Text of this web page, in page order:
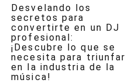
Desvelando los
secretos para
convertirte en un DJ
profesional:
¡Descubre lo que se
necesita para triunfar
en la industria de la
música!